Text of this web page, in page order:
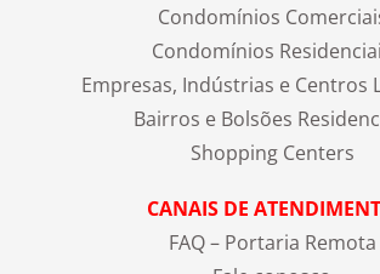
Condomínios
Condomínios
Empresas, Indústrias e Centros
Bairros e Bolsões
Shopping Centers
CANAIS DE
FAQ – Portaria Remota